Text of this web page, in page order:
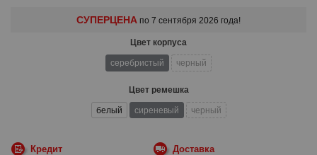
СУПЕРЦЕНА по 7 сентября 2026 года!
Цвет корпуса
серебристый черный
Цвет ремешка
белый сиреневый черный
Кредит Доставка